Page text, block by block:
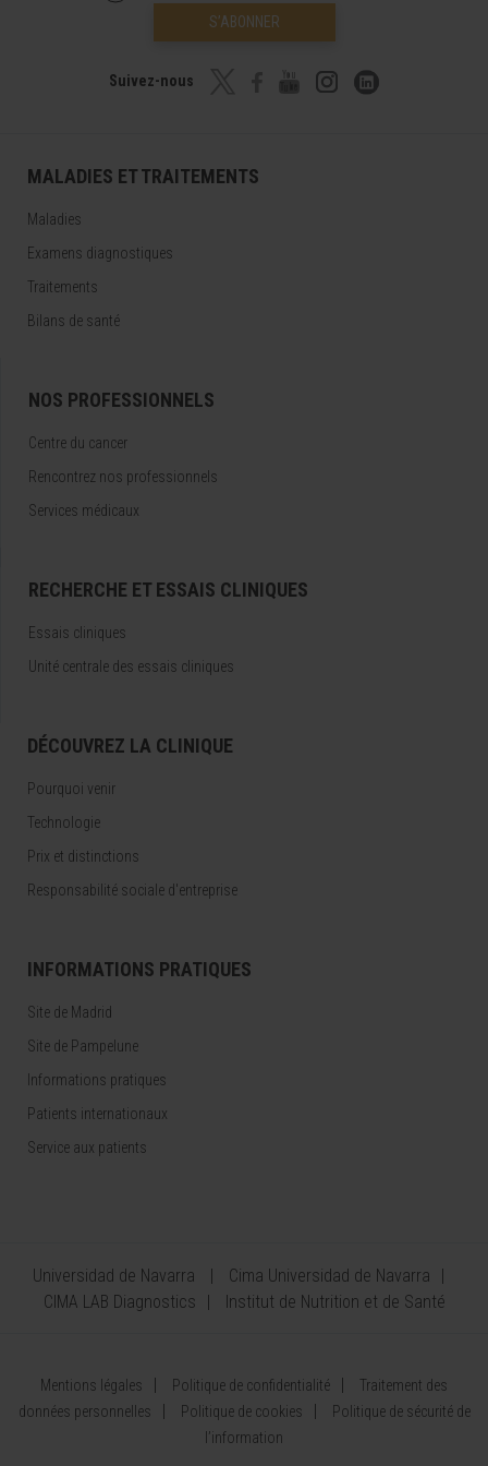
S’ABONNER
Suivez-nous
MALADIES ET TRAITEMENTS
Maladies
Examens diagnostiques
Traitements
Bilans de santé
NOS PROFESSIONNELS
Centre du cancer
Rencontrez nos professionnels
Services médicaux
RECHERCHE ET ESSAIS CLINIQUES
Essais cliniques
Unité centrale des essais cliniques
DÉCOUVREZ LA CLINIQUE
Pourquoi venir
Technologie
Prix et distinctions
Responsabilité sociale d'entreprise
INFORMATIONS PRATIQUES
Site de Madrid
Site de Pampelune
Informations pratiques
Patients internationaux
Service aux patients
Universidad de Navarra
Cima Universidad de Navarra
CIMA LAB Diagnostics
Institut de Nutrition et de Santé
Mentions légales Politique de confidentialité
Traitement des
données personnelles
Politique de cookies
Politique de sécurité de
l’information